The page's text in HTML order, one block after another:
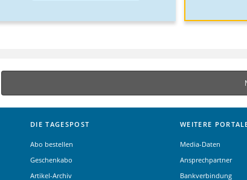
DIE TAGESPOST
Abo bestellen
Geschenkabo
Artikel-Archiv
WEITERE
Media-Daten
Ansprechpartner
Bankverbindung